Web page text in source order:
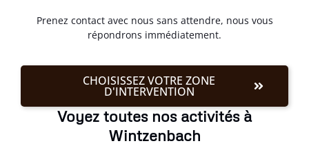
Prenez contact avec nous sans attendre, nous vous
répondrons immédiatement.
CHOISISSEZ VOTRE ZONE
D'INTERVENTION
Voyez toutes nos activités à
Wintzenbach